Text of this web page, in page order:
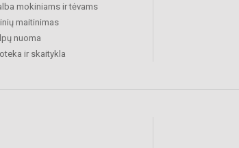
mokiniams ir tėvams
maitinimas
nuoma
ir skaitykla